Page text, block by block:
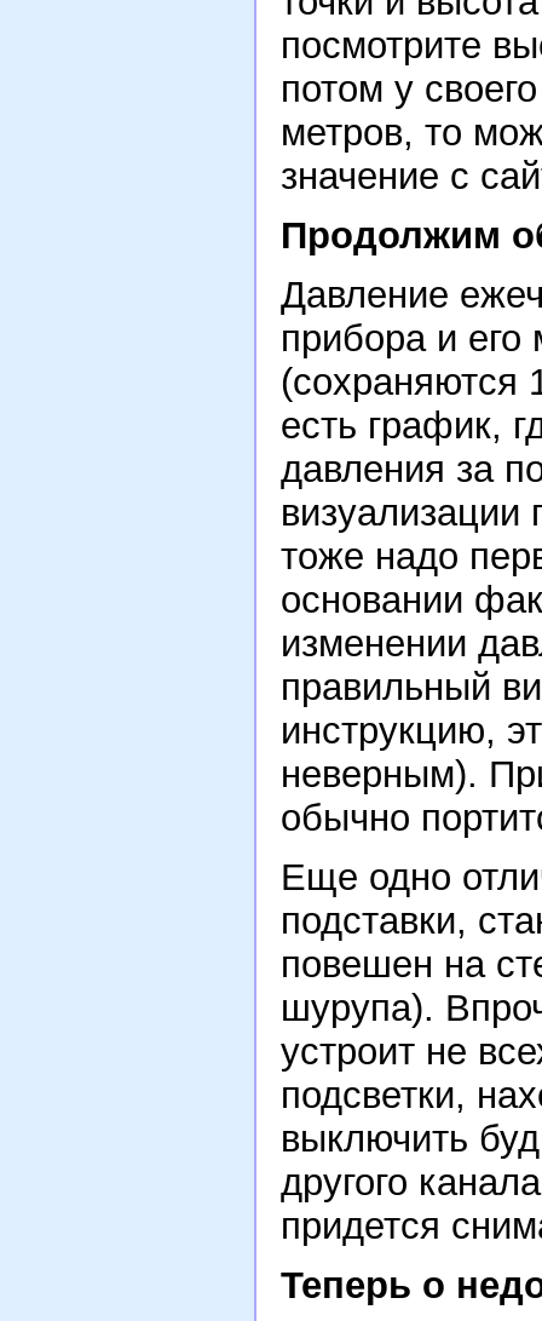
посмотрите
потом у
метров, то
значение с
Продолжим
Давление
прибора и его
(сохраняются
есть график,
давления за
тоже надо
основании
изменении
правильный
инструкцию,
неверным).
обычно
Еще одно
подставки,
повешен на
шурупа).
устроит не
подсветки,
выключить
другого
придется
Теперь о